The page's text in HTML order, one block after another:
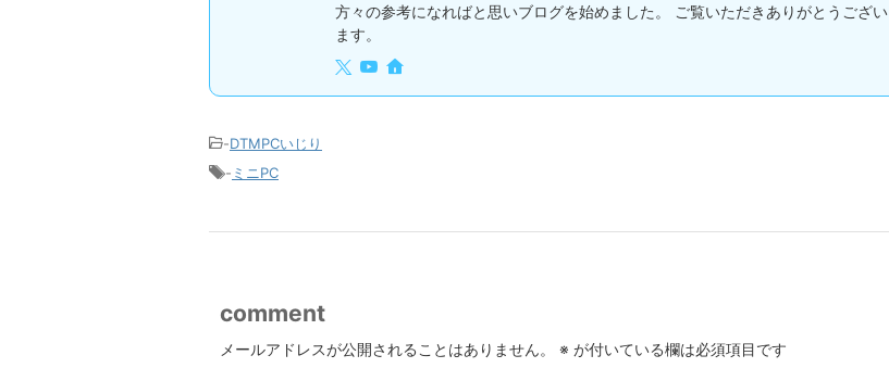
方々の参考になればと思いブログを始めました。 ご覧いただきありがとうござい
ます。
-DTMPCいじり
- ミニPC
comment
メールアドレスが公開されることはありません。 ※ が付いている欄は必須項目です